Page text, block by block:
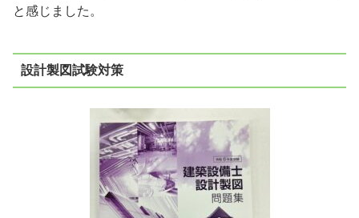
と感じました。
設計製図試験対策